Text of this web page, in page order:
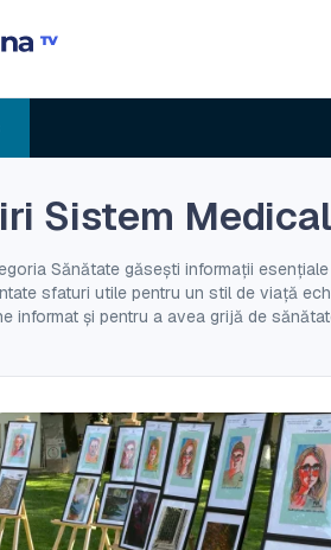
Sistem Medical
Sănătate găsești informații
sfaturi utile pentru un stil de viață
informat și pentru a avea grijă de